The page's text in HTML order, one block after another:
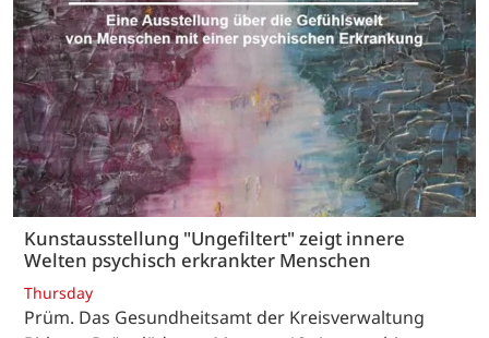
Kunstausstellung "Ungefiltert" zeigt innere
Welten psychisch erkrankter Menschen
Thursday
Prüm. Das Gesundheitsamt der Kreisverwaltung